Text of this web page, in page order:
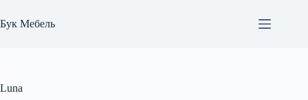
к
сути
Бук Мебель
Luna